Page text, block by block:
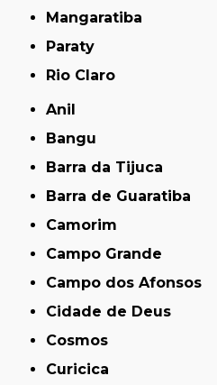
Mangaratiba
Paraty
Rio Claro
Anil
Bangu
Barra da Tijuca
Barra de Guaratiba
Camorim
Campo Grande
Campo dos Afonsos
Cidade de Deus
Cosmos
Curicica